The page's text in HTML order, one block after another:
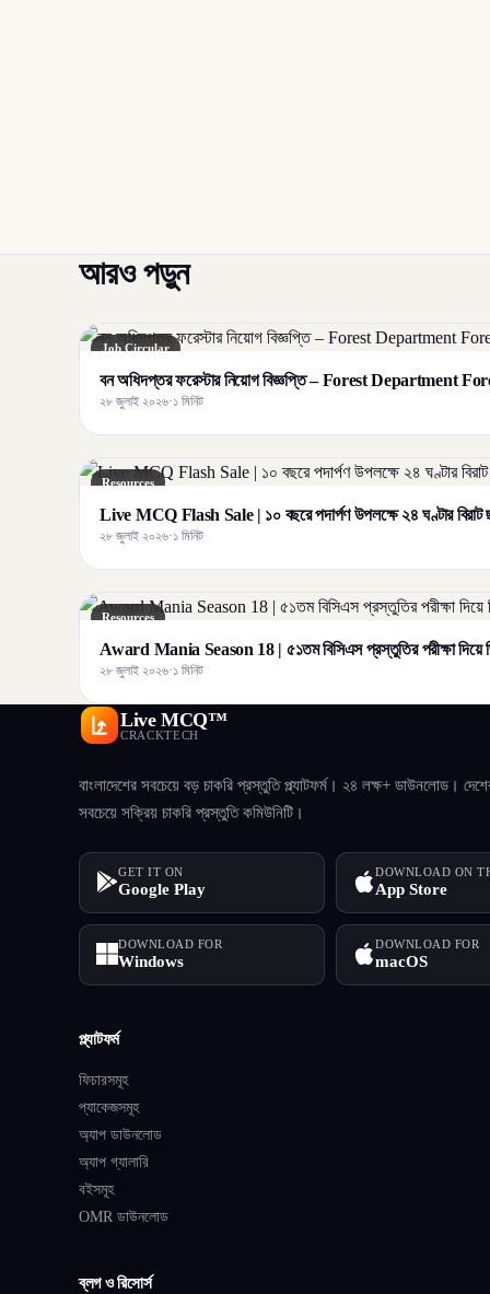
আরও পড়ুন
Job Circular
বন অধিদপ্তর ফরেস্টার নিয়োগ বিজ্ঞপ্তি – Forest Department
২৮ জুলাই ২০২৬·১ মিনিট
Resources
Live MCQ Flash Sale | ১০ বছরে পদার্পণ উপলক্ষে ২৪ ঘণ্টার
২৮ জুলাই ২০২৬·১ মিনিট
Resources
Award Mania Season 18 | ৫১তম বিসিএস প্রস্তুতির পরীক্ষা
২৮ জুলাই ২০২৬·১ মিনিট
Live MCQ™
CRACKTECH
বাংলাদেশের সবচেয়ে বড় চাকরি প্রস্তুতি প্ল্যাটফর্ম। ২৪ লক্ষ+ ডাউনলোড।
সবচেয়ে সক্রিয় চাকরি প্রস্তুতি কমিউনিটি।
GET IT ON
Google Play
DOWNLOAD ON
App Store
DOWNLOAD FOR
Windows
DOWNLOAD FOR
macOS
প্ল্যাটফর্ম
ফিচারসমূহ
প্যাকেজসমূহ
অ্যাপ ডাউনলোড
অ্যাপ গ্যালারি
বইসমূহ
OMR ডাউনলোড
ব্লগ ও রিসোর্স